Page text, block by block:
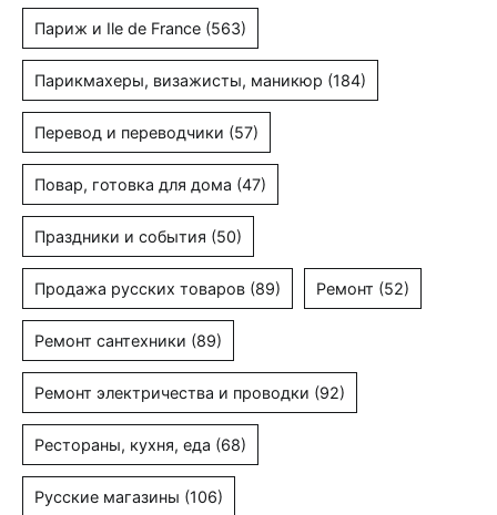
Париж и Ile de France (563)
Парикмахеры, визажисты, маникюр (184)
Перевод и переводчики (57)
Повар, готовка для дома (47)
Праздники и события (50)
Продажа русских товаров (89) Ремонт (52)
Ремонт сантехники (89)
Ремонт электричества и проводки (92)
Рестораны, кухня, еда (68)
Русские магазины (106)